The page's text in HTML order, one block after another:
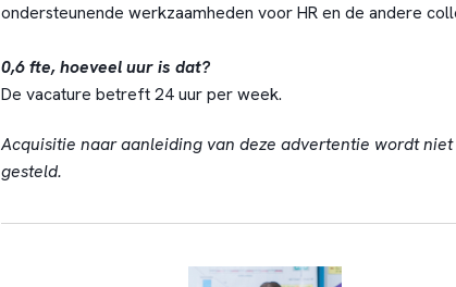
ondersteunende werkzaamheden voor HR en de andere
0,6 fte, hoeveel uur is dat?
De vacature betreft 24 uur per week.
Acquisitie naar aanleiding van deze advertentie wordt
gesteld.